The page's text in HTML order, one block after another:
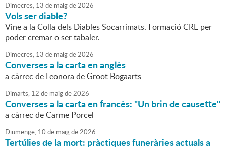
Dimecres, 13 de maigde2026
Vols ser diable?
Vine a la Colla dels Diables Socarrimats. Formació CRE per
poder cremar o ser tabaler.
Dimecres, 13 de maigde2026
Converses a la carta en anglès
a càrrec de Leonora de Groot Bogaarts
Dimarts, 12 de maigde2026
Converses a la carta en francès: "Un brin de causette"
a càrrec de Carme Porcel
Diumenge, 10 de maigde2026
Tertúlies de la mort: pràctiques funeràries actuals a